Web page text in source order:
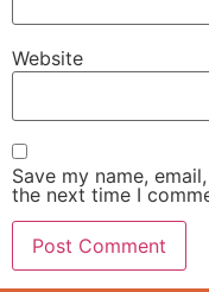
Website
Save my name,
the next time I